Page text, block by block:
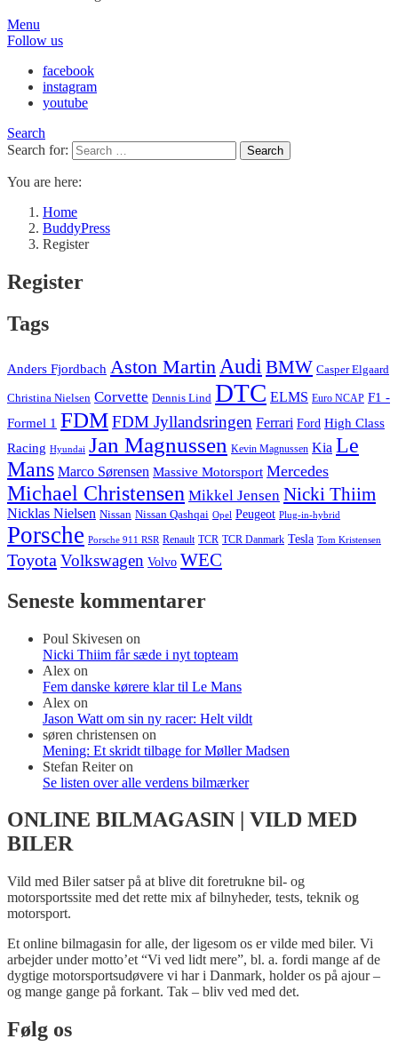
Menu
Follow us
facebook
instagram
youtube
Search
Search for:
Search
You are here:
Home
BuddyPress
Register
Register
Tags
Anders Fjordbach Aston Martin Audi BMW Casper Elgaard
Christina Nielsen Corvette Dennis Lind DTC ELMS Euro NCAP F1 -
Formel 1 FDMFDM Jyllandsringen Ferrari Ford High Class
Racing Hyundai Jan Magnussen Kevin Magnussen Kia Le
Mans Marco Sørensen Massive Motorsport Mercedes
Michael Christensen Mikkel Jensen Nicki Thiim
Nicklas Nielsen Nissan Nissan Qashqai Opel Peugeot Plug-in-hybrid
Porsche Porsche 911 RSR Renault TCR TCR Danmark Tesla Tom Kristensen
Toyota Volkswagen Volvo WEC
Seneste kommentarer
Poul Skivesen on
Nicki Thiim får sæde i nyt topteam
Alex on
Fem danske kørere klar til Le Mans
Alex on
Jason Watt om sin ny racer: Helt vildt
søren christensen on
Mening: Et skridt tilbage for Møller Madsen
Stefan Reiteron
Se listen over alle verdens bilmærker
ONLINE BILMAGASIN | VILD MED
BILER
Vild med Biler satser på at blive dit foretrukne bil- og
motorsportssite med det rette mix af bilnyheder, tests, teknik og
motorsport.
Et online bilmagasin for alle, der ligesom os er vilde med biler. Vi
arbejder under motto’et “Vi ved lidt mere”, bl. a. fordi mange af de
dygtige motorsportsudøvere vi har i Danmark, holder os på ajour –
og mange gange på forkant. Tak – bliv ved med det.
Følg os